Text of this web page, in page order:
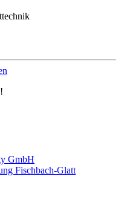
GmbH
Fischbach-Glatt